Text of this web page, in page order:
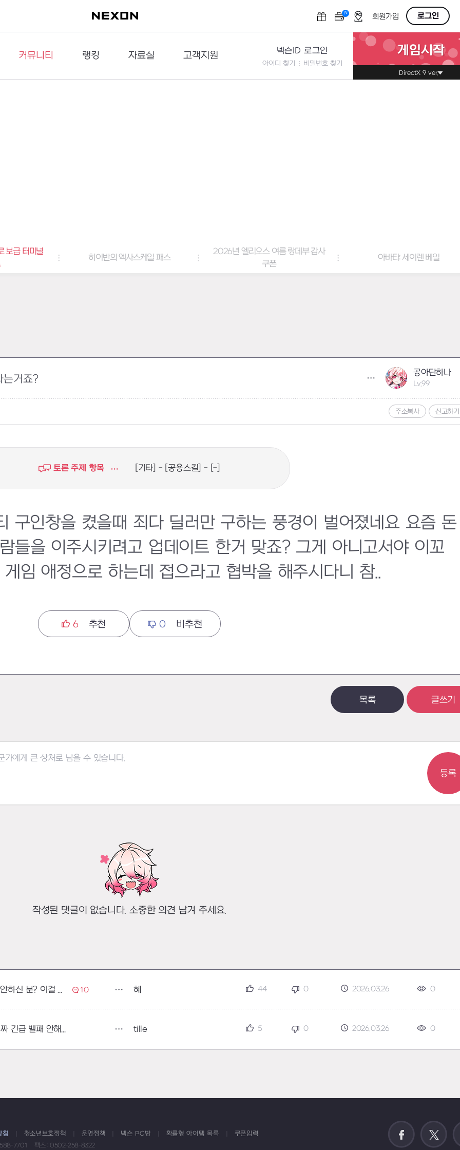
N OFF회원가입 로그인
커뮤니티
이슈게시판
랭킹
던전랭킹
자료실
다운로드
고객지원
문의하기
넥슨ID 로그인
아이디 찾기 비밀번호 찾기
게임시작
DirectX 9 ver.
보급 터미널
하이반의 엑사스케일 패스
2026년 엘리오스 여름 랑데부 감사
쿠폰
아바타: 세이렌 베일
는거죠?
공아단하나
Lv.99
주소복사 신고하기
토론 주제 항목 [기타] - [공용스킬] - [-]
구인창을 켰을때 죄다 딜러만 구하는 풍경이 벌어졌네요 요즘 돈
들을 이주시키려고 업데이트 한거 맞죠? 그게 아니고서야 이꼬
임 애정으로 하는데 접으라고 협박을 해주시다니 참..
6 추천 0 비추천
목록 글쓰기
등록
작성된 댓글이 없습니다. 소중한 의견 남겨 주세요.
누구를 위한 1녹인가요? 이거 제안하신 분? 이걸 원하신 분? 10 혜 44 0 2026.03.26 0
"1녹 강제" 부터가 망패치인데 진짜 긴급 밸패 안해줄꺼임? tille 5 0 2026.03.26 0
침 청소년보호정책 운영정책 넥슨 PC방 확률형 아이템 목록
쿠폰입력
7701
팩스 : 0502-258-8322